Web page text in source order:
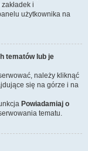
i
użytkownika na
tematów lub je
należy kliknąć
się na górze i na
Powiadamiaj o
tematu.